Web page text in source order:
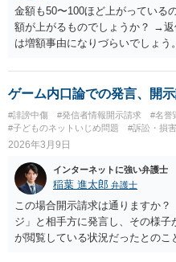
金額も50〜100ほど上がっている
額が上がるものでしょうか？ →
は増額事由になりづらいでしょ
いいでしょうか？ →法的になに
相手方に弁護士費用の支出をさ
額交渉に応じづらくなる可能性
おり、相談者様におかれて納得で
になればと存じます。今後の交渉
ゲーム内口論での発言、開
#誹謗中傷 #発信者情報開示請求 #名誉
#子どものネットいじめ問題
#訴訟・損
2026年3月9日
インターネットに強い弁護士
稲葉 進太郎 弁護士
この場合開示請求は通りますか
ジ」と相手方に発言し、その様子
が閲覧している状況だったとの